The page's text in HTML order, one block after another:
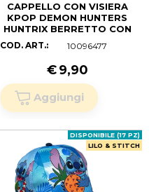
CAPPELLO CON VISIERA
KPOP DEMON HUNTERS
HUNTRIX BERRETTO CON
CHIUSURA REGOLABILE
BAMBINA - W17063MC (52
CM.)
COD. ART.: 10096477
€9,90
LILO & STITCH
DISPONIBILE (17 PZ)